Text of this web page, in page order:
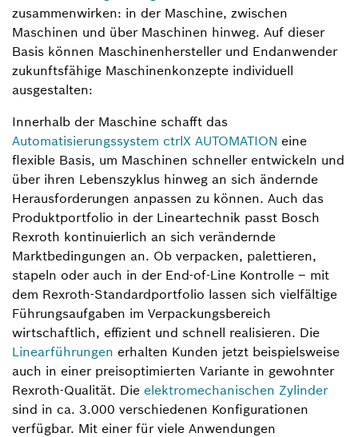
zusammenwirken: in der Maschine, zwischen
Maschinen und über Maschinen hinweg. Auf dieser
Basis können Maschinenhersteller und Endanwender
zukunftsfähige Maschinenkonzepte individuell
ausgestalten:
Innerhalb der Maschine schafft das
Automatisierungssystem ctrlX AUTOMATION eine
flexible Basis, um Maschinen schneller entwickeln und
über ihren Lebenszyklus hinweg an sich ändernde
Herausforderungen anpassen zu können. Auch das
Produktportfolio in der Lineartechnik passt Bosch
Rexroth kontinuierlich an sich verändernde
Marktbedingungen an. Ob verpacken, palettieren,
stapeln oder auch in der End-of-Line Kontrolle – mit
dem Rexroth-Standardportfolio lassen sich vielfältige
Führungsaufgaben im Verpackungsbereich
wirtschaftlich, effizient und schnell realisieren. Die
Linearführungen erhalten Kunden jetzt beispielsweise
auch in einer preisoptimierten Variante in gewohnter
Rexroth-Qualität. Die elektromechanischen Zylinder
sind in ca. 3.000 verschiedenen Konfigurationen
verfügbar. Mit einer für viele Anwendungen